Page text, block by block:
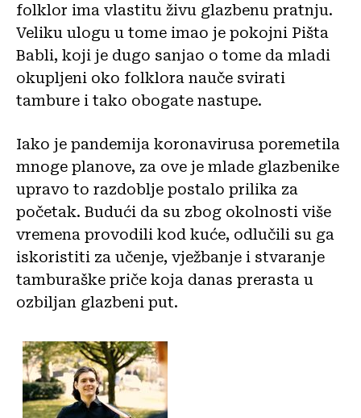
folklor ima vlastitu živu glazbenu pratnju.
Veliku ulogu u tome imao je pokojni Pišta
Babli, koji je dugo sanjao o tome da mladi
okupljeni oko folklora nauče svirati
tambure i tako obogate nastupe.
Iako je pandemija koronavirusa poremetila
mnoge planove, za ove je mlade glazbenike
upravo to razdoblje postalo prilika za
početak. Budući da su zbog okolnosti više
vremena provodili kod kuće, odlučili su ga
iskoristiti za učenje, vježbanje i stvaranje
tamburaške priče koja danas prerasta u
ozbiljan glazbeni put.